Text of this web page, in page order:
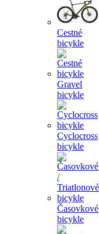
Cestné
bicykle
Gravel
bicykle
Cyclocross
bicykle
Časovkové
bicykle